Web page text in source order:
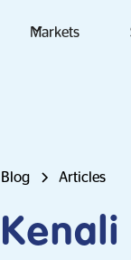
Markets
Blog Articles
Kenali